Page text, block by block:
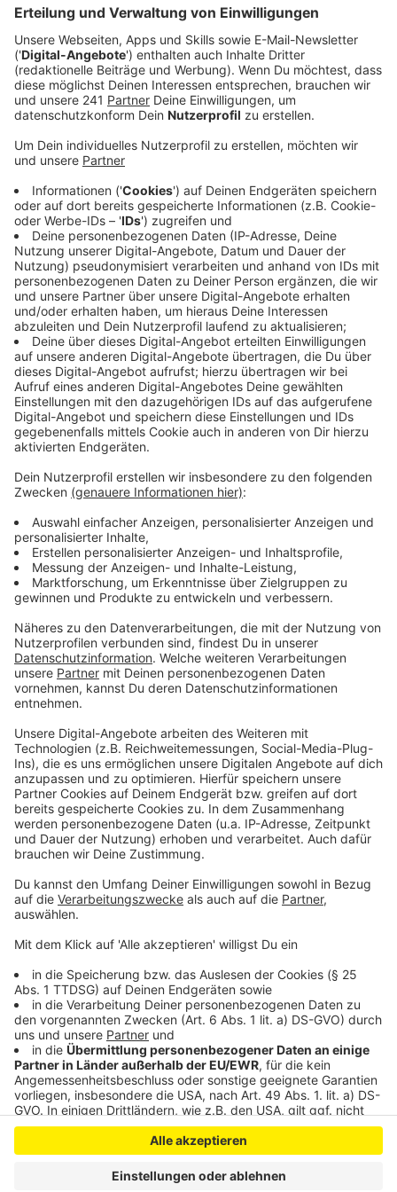
Anzeige
unter Quarantäne stehen oder zu den
Risikogruppen gehören.
Veröffentlicht:Dienstag, 17.03.2020 06:09
Anzeige
Sie wollen den Betroffenen Wege zum Supermarkt
oder zur Apotheken abnehmen. Genauso aber auch mit
Hunden Gassi gehen oder andere Aufgaben
übernehmen, die den Isolierten schwerfallen. Etliche
solcher Helfer organisieren sich derzeit zum Beispiel
über WhatsApp- und Facebook-Gruppen. Auch
kirchliche Träger wie die Leverkusener Diakonie bauen
derzeit Netzwerke auf, bei dem solche Hilfsgesuche
und Angebote zusammenlaufen sollen. Bis das steht,
wird es aber laut einer Diakonie-Sprecherin noch etwas
dauern. Aber auch in kleinen sozialen Kreisen werden
Engagierte aktiv. Zum Beispiel hängen Mieter in
Mehrfamilienhäusern Zettel in die Hausflure, auf denen
sie Hilfe anbieten.
Wer helfen möchte, kann sich an sich zum Beispiel an
folgende Stellen melden:
Evangelisches Gemeindebüro Schlebusch unter der
0214-35769999
Evangelische Kirchengemeinde Opladen:
Ansprechpartnerin Silke Cronauer & EJOP 01578 - 1 61
85 86
Facebook-GruppeCorona-Nachbarschaftshilfe. Die
Gründerin der Gruppe kann auch direkt kontaktiert
Ebru.kocabiyik@gmx.de.
Auch die Bayer 04 Fans "Nordkurve" bieten Hilfe zum
Einkaufen oä an. Ihr könnt sie unter der
Telefonnummer 0178-8509753 erreichen oder per
Mail unter Einkauf@ultras-leverkusen.de
Anzeige
Anzeige